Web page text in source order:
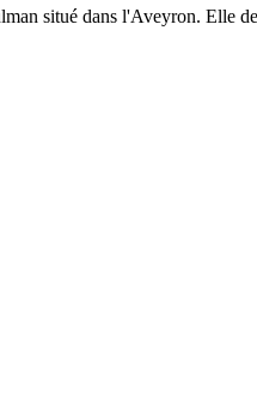
situé dans l'Aveyron. Elle